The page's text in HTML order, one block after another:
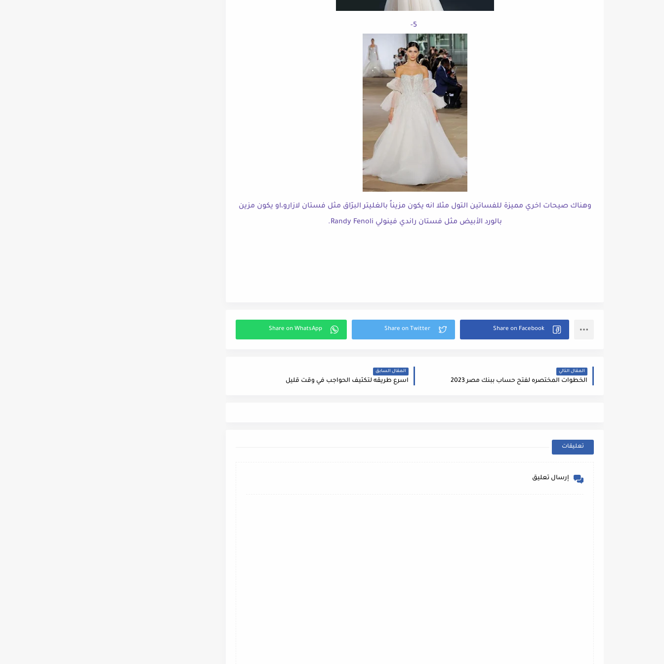
وهناك صيحات اخري مميزة للفساتين التول مثلا انه يكون مزيناً بالغليتر البرّاق مثل فستان لازارو،او يكون مزين
بالورد الأبيض مثل فستان راندي فينولي Randy Fenoli.
المقال التالي
الخطوات المختصره لفتح حساب ببنك مصر 2023
المقال السابق
اسرع طريقه لتكثيف الحواجب في وقت قليل
تعليقات
إرسال تعليق